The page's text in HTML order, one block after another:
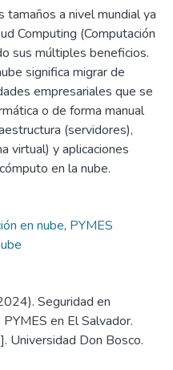
a nivel mundial ya
Computing (Computación
sus múltiples beneficios.
significa migrar de
empresariales que se
o de forma manual
(servidores),
virtual) y aplicaciones
en la nube.
en nube, PYMES
Seguridad en
en El Salvador.
Universidad Don Bosco.